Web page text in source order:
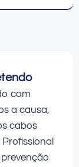
com
a causa,
cabos